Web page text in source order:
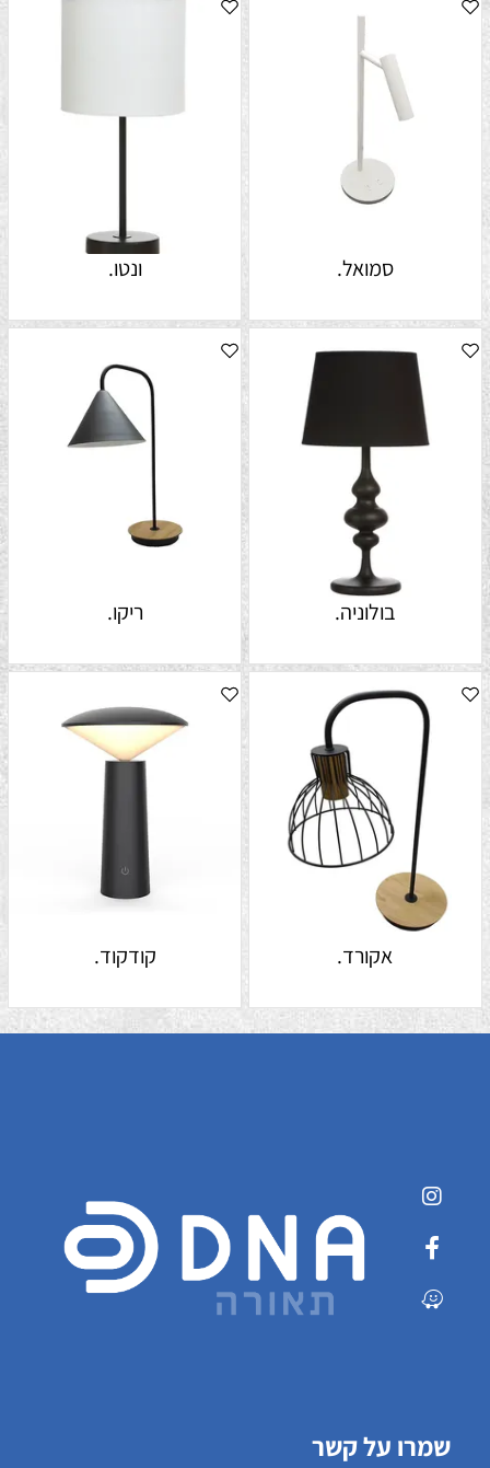
סמואל. ונטו.
בולוניה. ריקו.
אקורד. קודקוד.
שמרו על קשר